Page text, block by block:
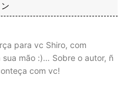
para vc Shiro, com
mão :)… Sobre o autor, ñ
com vc!